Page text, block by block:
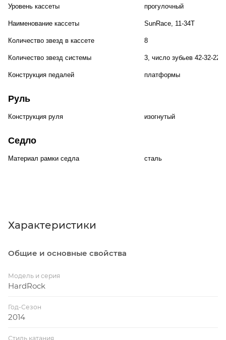
Уровень кассеты прогулочный
Наименование кассеты SunRace, 11-34T
Количество звезд в кассете 8
Количество звезд системы 3, число зубьев 42-32-22
Конструкция педалей платформы
Руль
Конструкция руля изогнутый
Седло
Материал рамки седла сталь
Характеристики
Общие и основные свойства
Модель и серия
HardRock
Год-Сезон
2014
Стиль катания